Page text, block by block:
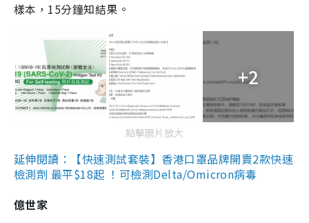
樣本，15分鐘知結果。
+2
點擊圖片放大
延伸閱讀：【快速測試套裝】香港口罩品牌開賣2款快速
檢測劑 最平$18起 ！可檢測Delta/Omicron病毒
億世家